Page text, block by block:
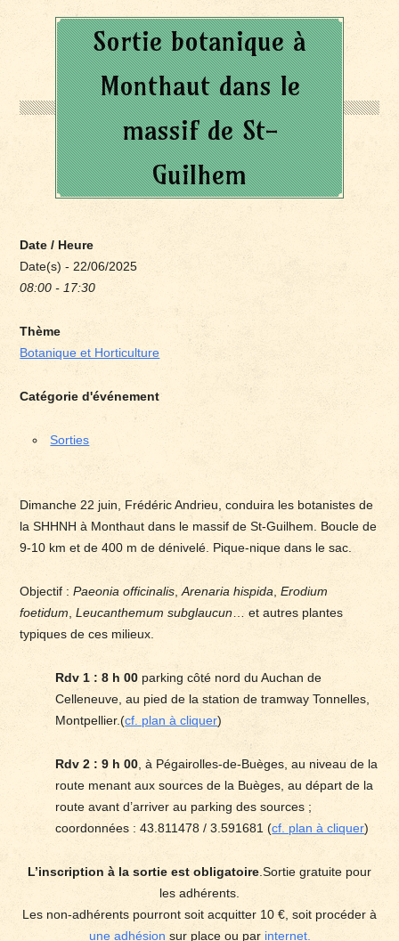
Sortie botanique à
Monthaut dans le
massif de St-
Guilhem
Date / Heure
Date(s) - 22/06/2025
08:00 - 17:30
Thème
Botanique et Horticulture
Catégorie d'événement
Sorties
Dimanche 22 juin, Frédéric Andrieu, conduira les botanistes de
la SHHNH à Monthaut dans le massif de St-Guilhem. Boucle de
9-10 km et de 400 m de dénivelé. Pique-nique dans le sac.
Objectif : Paeonia officinalis ,Arenaria hispida ,Erodium
foetidum ,Leucanthemum subglaucun … et autres plantes
typiques de ces milieux.
Rdv 1 : 8 h 00 parking côté nord du Auchan de
Celleneuve, au pied de la station de tramway Tonnelles,
Montpellier.(cf. plan à cliquer)
Rdv 2 : 9 h 00 , à Pégairolles-de-Buèges, au niveau de la
route menant aux sources de la Buèges, au départ de la
route avant d’arriver au parking des sources ;
coordonnées : 43.811478 / 3.591681 (cf. plan à cliquer)
L’inscription à la sortie est obligatoire .Sortie gratuite pour
les adhérents.
Les non-adhérents pourront soit acquitter 10 €, soit procéder à
une adhésion sur place ou parinternet.